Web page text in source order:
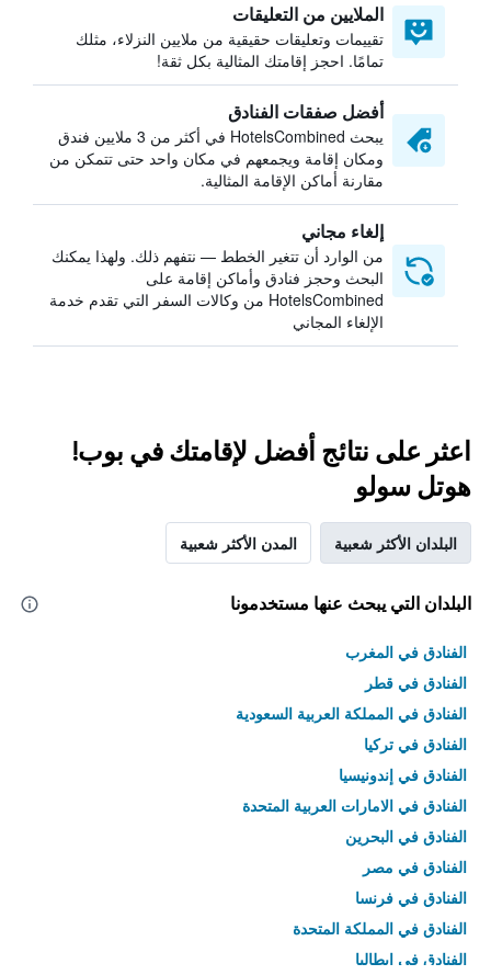
الملايين من التعليقات
تقييمات وتعليقات حقيقية من ملايين النزلاء، مثلك
تمامًا. احجز إقامتك المثالية بكل ثقة!
أفضل صفقات الفنادق
يبحث HotelsCombined في أكثر من 3 ملايين فندق
ومكان إقامة ويجمعهم في مكان واحد حتى تتمكن من
مقارنة أماكن الإقامة المثالية.
إلغاء مجاني
من الوارد أن تتغير الخطط — نتفهم ذلك. ولهذا يمكنك
البحث وحجز فنادق وأماكن إقامة على
HotelsCombined من وكالات السفر التي تقدم خدمة
الإلغاء المجاني
اعثر على نتائج أفضل لإقامتك في بوب!
هوتل سولو
البلدان الأكثر شعبية المدن الأكثر شعبية
البلدان التي يبحث عنها مستخدمونا
الفنادق في المغرب
الفنادق في قطر
الفنادق في المملكة العربية السعودية
الفنادق في تركيا
الفنادق في إندونيسيا
الفنادق في الامارات العربية المتحدة
الفنادق في البحرين
الفنادق في مصر
الفنادق في فرنسا
الفنادق في المملكة المتحدة
الفنادق في إيطاليا